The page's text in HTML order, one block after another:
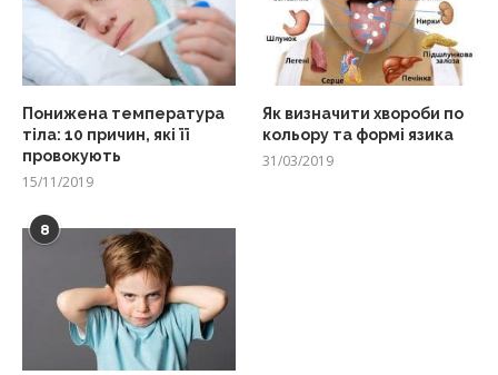
Понижена температура
тіла: 10 причин, які її
провокують
15/11/2019
Як визначити хвороби по
кольору та формі язика
31/03/2019
8